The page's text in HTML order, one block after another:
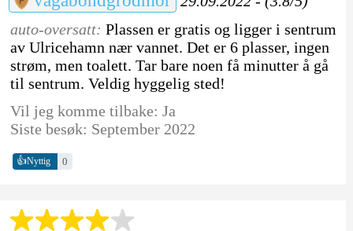
auto-oversatt: Plassen er gratis og ligger i sentrum
av Ulricehamn nær vannet. Det er 6 plasser, ingen
strøm, men toalett. Tar bare noen få minutter å gå
til sentrum. Veldig hyggelig sted!
Vil jeg komme tilbake: Ja
Siste besøk: September 2022
👍Nyttig 0